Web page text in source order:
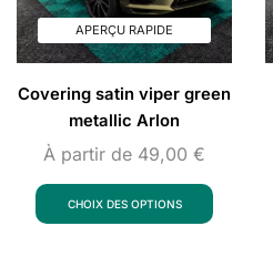
APERÇU RAPIDE
Covering satin viper green
metallic Arlon
À partir de 49,00 €
CHOIX DES OPTIONS